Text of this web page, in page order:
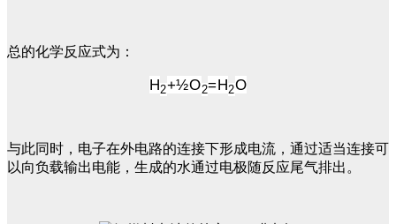
总的化学反应式为：
H2+½O2=H2O
与此同时，电子在外电路的连接下形成电流，通过适当连接可
以向负载输出电能，生成的水通过电极随反应尾气排出。